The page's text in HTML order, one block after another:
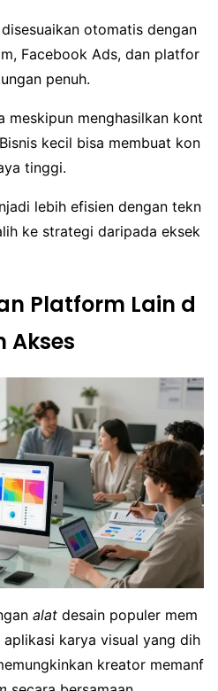
otomatis dengan
Facebook Ads, dan platfor
penuh.
meskipun menghasilkan kont
kecil bisa membuat kon
tinggi.
lebih efisien dengan tekn
ke strategi daripada eksek
Platform Lain d
Akses
alat desain populer mem
karya visual yang dih
kreator memanf